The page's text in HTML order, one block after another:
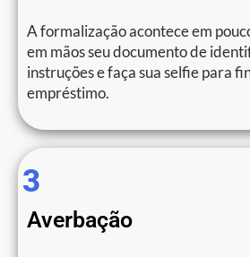
A formalização acontece em
em mãos seu documento de
instruções e faça sua selfie para
empréstimo.
3
Averbação